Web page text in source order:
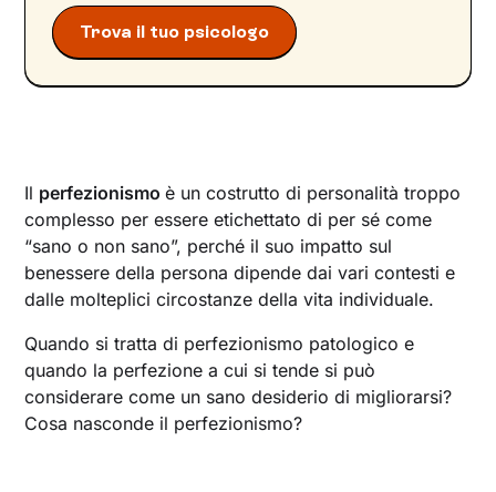
Trova il tuo psicologo
Il perfezionismoè un costrutto di personalità troppo
complesso per essere etichettato di per sé come
“sano o non sano”, perché il suo impatto sul
benessere della persona dipende dai vari contesti e
dalle molteplici circostanze della vita individuale.
Quando si tratta di perfezionismo patologico e
quando la perfezione a cui si tende si può
considerare come un sano desiderio di migliorarsi?‍
Cosa nasconde il perfezionismo?